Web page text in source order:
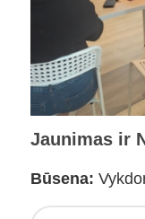
Jaunimas ir
Būsena: